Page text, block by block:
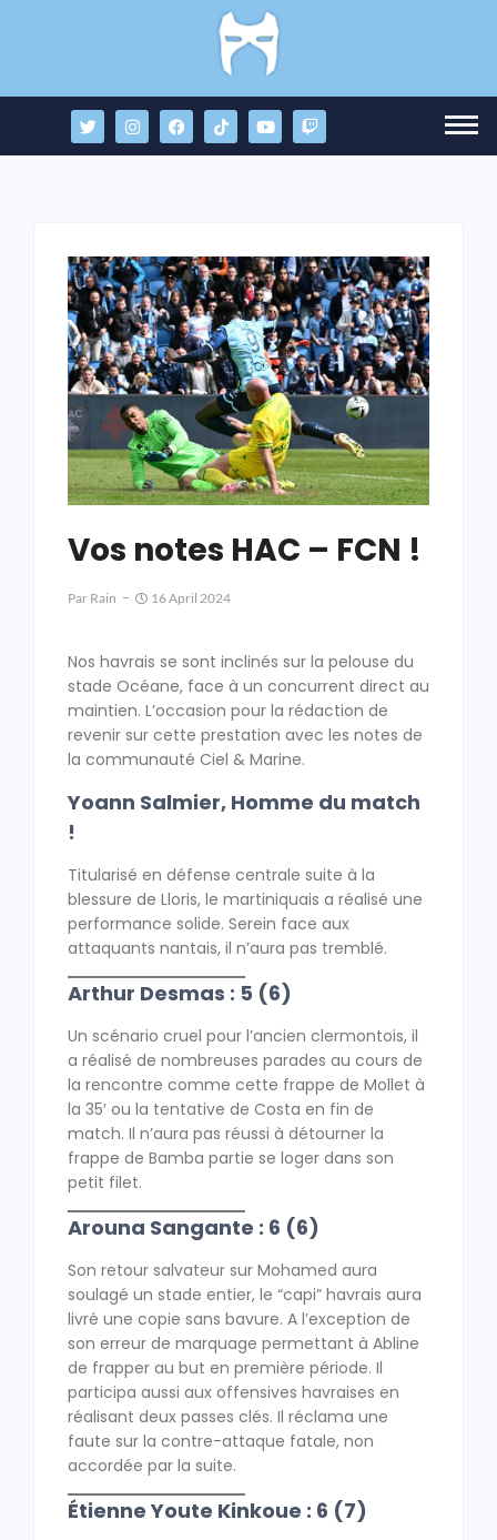
Vos notes HAC – FCN !
Par Rain 16 April 2024
Nos havrais se sont inclinés sur la pelouse du
stade Océane, face à un concurrent direct au
maintien. L’occasion pour la rédaction de
revenir sur cette prestation avec les notes de
la communauté Ciel & Marine.
Yoann Salmier, Homme du match
!
Titularisé en défense centrale suite à la
blessure de Lloris, le martiniquais a réalisé une
performance solide. Serein face aux
attaquants nantais, il n’aura pas tremblé.
Arthur Desmas : 5 (6)
Un scénario cruel pour l’ancien clermontois, il
a réalisé de nombreuses parades au cours de
la rencontre comme cette frappe de Mollet à
la 35′ ou la tentative de Costa en fin de
match. Il n’aura pas réussi à détourner la
frappe de Bamba partie se loger dans son
petit filet.
Arouna Sangante : 6 (6)
Son retour salvateur sur Mohamed aura
soulagé un stade entier, le “capi” havrais aura
livré une copie sans bavure. A l’exception de
son erreur de marquage permettant à Abline
de frapper au but en première période. Il
participa aussi aux offensives havraises en
réalisant deux passes clés. Il réclama une
faute sur la contre-attaque fatale, non
accordée par la suite.
Étienne Youte Kinkoue : 6 (7)